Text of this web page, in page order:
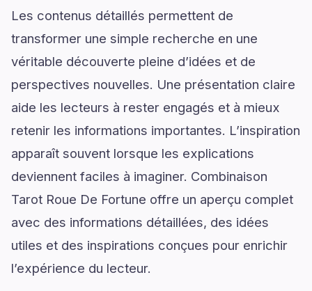
Les contenus détaillés permettent de
transformer une simple recherche en une
véritable découverte pleine d’idées et de
perspectives nouvelles. Une présentation claire
aide les lecteurs à rester engagés et à mieux
retenir les informations importantes. L’inspiration
apparaît souvent lorsque les explications
deviennent faciles à imaginer. Combinaison
Tarot Roue De Fortune offre un aperçu complet
avec des informations détaillées, des idées
utiles et des inspirations conçues pour enrichir
l’expérience du lecteur.